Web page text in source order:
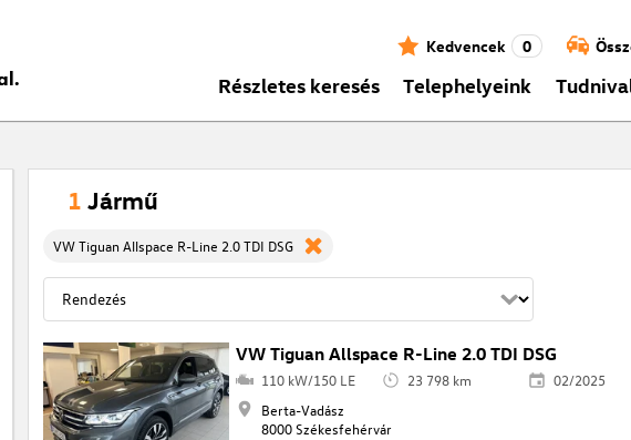
Kedvencek 0
Részletes keresés Telephelyeink
1 Jármű
VW Tiguan Allspace R-Line 2.0 TDI DSG
VW Tiguan Allspace R-Line 2.0 TDI DSG
110 kW/150 LE 23 798 km
02/2025
Berta-Vadász
8000 Székesfehérvár